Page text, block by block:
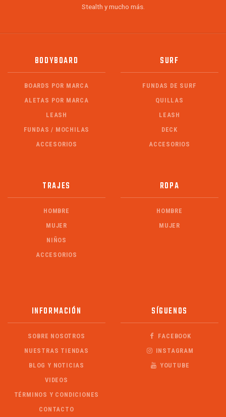
Stealth y mucho más.
BODYBOARD
BOARDS POR MARCA
ALETAS POR MARCA
LEASH
FUNDAS / MOCHILAS
ACCESORIOS
SURF
FUNDAS DE SURF
QUILLAS
LEASH
DECK
ACCESORIOS
TRAJES
HOMBRE
MUJER
NIÑOS
ACCESORIOS
ROPA
HOMBRE
MUJER
INFORMACIÓN
SOBRE NOSOTROS
NUESTRAS TIENDAS
BLOG Y NOTICIAS
VIDEOS
TÉRMINOS Y CONDICIONES
CONTACTO
SÍGUENOS
FACEBOOK
INSTAGRAM
YOUTUBE